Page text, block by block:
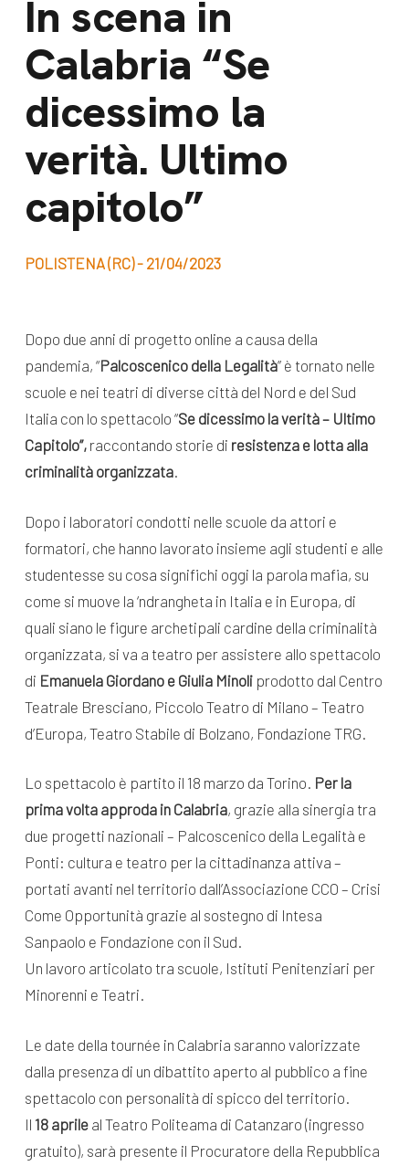
In scena in
Calabria “Se
dicessimo la
verità. Ultimo
capitolo”
POLISTENA (RC) - 21/04/2023
Dopo due anni di progetto online a causa della
pandemia, “Palcoscenico della Legalità” è tornato nelle
scuole e nei teatri di diverse città del Nord e del Sud
Italia con lo spettacolo “Se dicessimo la verità – Ultimo
Capitolo”, raccontando storie di resistenza e lotta alla
criminalità organizzata.
Dopo i laboratori condotti nelle scuole da attori e
formatori, che hanno lavorato insieme agli studenti e alle
studentesse su cosa significhi oggi la parola mafia, su
come si muove la ‘ndrangheta in Italia e in Europa, di
quali siano le figure archetipali cardine della criminalità
organizzata, si va a teatro per assistere allo spettacolo
di Emanuela Giordano e Giulia Minoliprodotto dal Centro
Teatrale Bresciano, Piccolo Teatro di Milano – Teatro
d’Europa, Teatro Stabile di Bolzano, Fondazione TRG.
Lo spettacolo è partito il 18 marzo da Torino. Per la
prima volta approda in Calabria, grazie alla sinergia tra
due progetti nazionali – Palcoscenico della Legalità e
Ponti: cultura e teatro per la cittadinanza attiva –
portati avanti nel territorio dall’Associazione CCO – Crisi
Come Opportunità grazie al sostegno di Intesa
Sanpaolo e Fondazione con il Sud.
Un lavoro articolato tra scuole, Istituti Penitenziari per
Minorenni e Teatri.
Le date della tournée in Calabria saranno valorizzate
dalla presenza di un dibattito aperto al pubblico a fine
spettacolo con personalità di spicco del territorio.
Il 18 aprile al Teatro Politeama di Catanzaro (ingresso
gratuito), sarà presente il Procuratore della Repubblica
Lavora con noi
Bilancio di
missione
News e
appuntamenti
News
Appuntamenti
Campagne
pubblicazioni
Docufilm
Seguici sui social: